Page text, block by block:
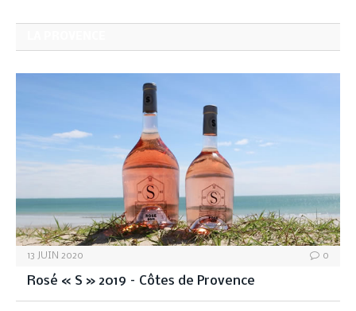
13 JUIN 2020 0
Rosé « S » 2019 – Côtes de Provence